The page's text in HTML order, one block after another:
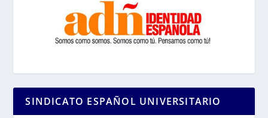
SINDICATO ESPAÑOL UNIVERSITARIO